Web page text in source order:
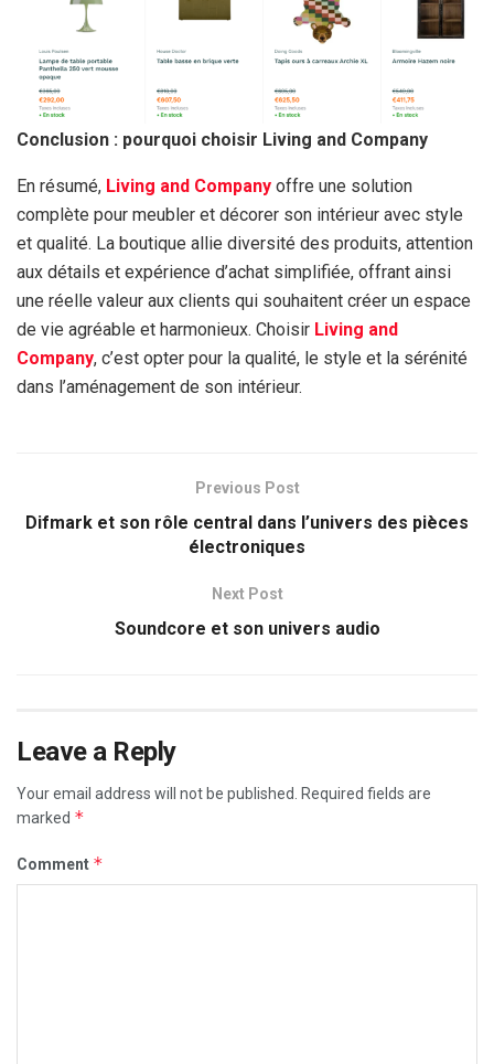
Conclusion : pourquoi choisir Living and Company
En résumé, Living and Company offre une solution
complète pour meubler et décorer son intérieur avec style
et qualité. La boutique allie diversité des produits, attention
aux détails et expérience d’achat simplifiée, offrant ainsi
une réelle valeur aux clients qui souhaitent créer un espace
de vie agréable et harmonieux. Choisir Living and
Company, c’est opter pour la qualité, le style et la sérénité
dans l’aménagement de son intérieur.
Previous Post
Difmark et son rôle central dans l’univers des pièces
électroniques
Next Post
Soundcore et son univers audio
Leave a Reply
Your email address will not be published.
Required fields are
marked *
Comment *